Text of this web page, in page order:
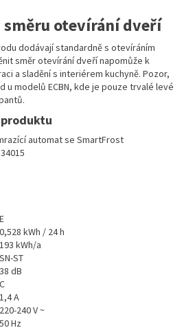
směru otevírání dveří
dodávají standardně s otevíráním
směr otevírání dveří napomůže k
a sladění s interiérem kuchyně. Pozor,
u modelů ECBN, kde je pouze trvalé levé
automat se SmartFrost
E
0,528 kWh / 24 h
193 kWh/a
SN-ST
38 dB
C
1,4 A
220-240 V ~
50 Hz